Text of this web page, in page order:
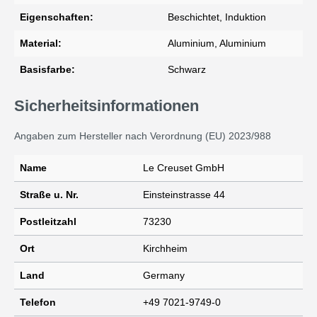
Eigenschaften: Beschichtet, Induktion
Material: Aluminium, Aluminium
Basisfarbe: Schwarz
Sicherheitsinformationen
Angaben zum Hersteller nach Verordnung (EU) 2023/988
Name Le Creuset GmbH
Straße u. Nr. Einsteinstrasse 44
Postleitzahl 73230
Ort Kirchheim
Land Germany
Telefon +49 7021-9749-0